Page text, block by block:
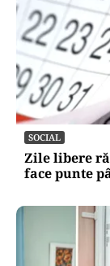
SOCIAL
Zile libere
face punte